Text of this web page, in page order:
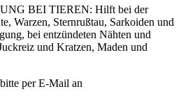
BEI TIEREN: Hilft bei der
Warzen, Sternrußtau, Sarkoiden und
bei entzündeten Nähten und
und Kratzen, Maden und
per E-Mail an